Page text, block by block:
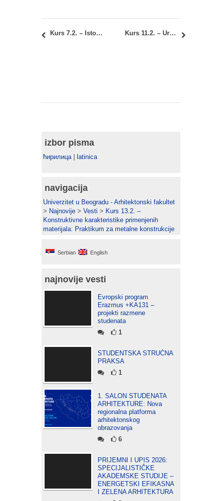
Kurs 7.2. – Istorija arhitekture i naseljavanja 2: Prvi kolokvijum Kurs 11.2. – Urbane funkcije: Raspored polaganja kolokvijuma
izbor pisma
ћирилица| latinica
navigacija
Univerzitet u Beogradu - Arhitektonski fakultet
> Najnovije > Vesti > Kurs 13.2. –
Konstruktivne karakteristike primenjenih
materijala: Praktikum za metalne konstrukcije
Serbian English
najnovije vesti
Evropski program
Erazmus +KA131 –
projekti razmene
studenata
1
STUDENTSKA STRUČNA
PRAKSA
1
1. SALON STUDENATA
ARHITEKTURE: Nova
regionalna platforma
arhitektonskog
obrazovanja
6
PRIJEMNI I UPIS 2026:
SPECIJALISTIČKE
AKADEMSKE STUDIJE –
ENERGETSKI EFIKASNA
I ZELENA ARHITEKTURA